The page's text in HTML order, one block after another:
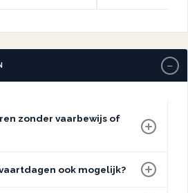
−
zonder vaarbewijs of
ook mogelijk?